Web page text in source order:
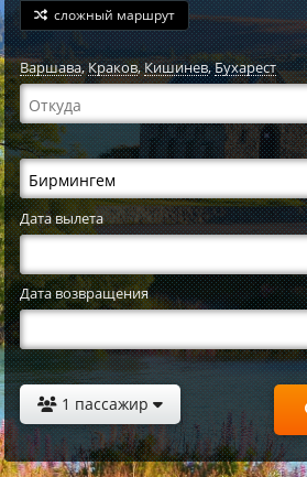
сложный маршрут
Варшава,Краков,Кишинев,Бухарест
Дата вылета
Дата возвращения
1 пассажир